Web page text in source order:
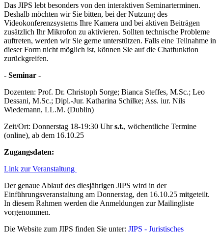
Das JIPS lebt besonders von den interaktiven Seminarterminen.
Deshalb möchten wir Sie bitten, bei der Nutzung des
Videokonferenzsystems Ihre Kamera und bei aktiven Beiträgen
zusätzlich Ihr Mikrofon zu aktivieren. Sollten technische Probleme
auftreten, werden wir Sie gerne unterstützen. Falls eine Teilnahme in
dieser Form nicht möglich ist, können Sie auf die Chatfunktion
zurückgreifen.
- Seminar -
Dozenten: Prof. Dr. Christoph Sorge; Bianca Steffes, M.Sc.; Leo
Dessani, M.Sc.; Dipl.-Jur. Katharina Schilke; Ass. iur. Nils
Wiedemann, LL.M. (Dublin)
Zeit/Ort: Donnerstag 18-19:30 Uhrs.t., wöchentliche Termine
(online), ab dem 16.10.25
Zugangsdaten:
Link zur Veranstaltung
Der genaue Ablauf des diesjährigen JIPS wird in der
Einführungsveranstaltung am Donnerstag, den 16.10.25 mitgeteilt.
In diesem Rahmen werden die Anmeldungen zur Mailingliste
vorgenommen.
Die Website zum JIPS finden Sie unter: JIPS - Juristisches